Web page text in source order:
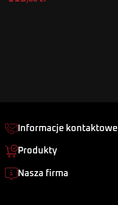
Informacje kontaktowe
Produkty
Nasza firma